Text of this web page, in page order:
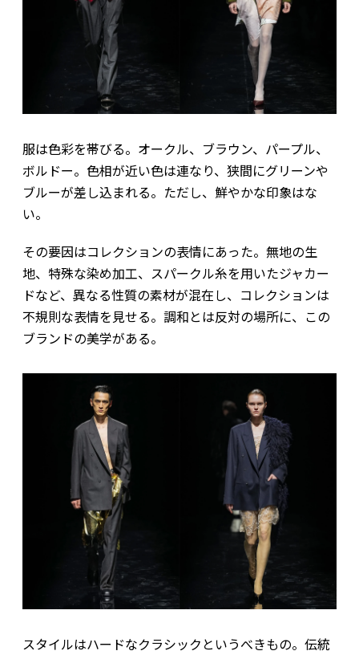
服は色彩を帯びる。オークル、ブラウン、パープル、
ボルドー。色相が近い色は連なり、狭間にグリーンや
ブルーが差し込まれる。ただし、鮮やかな印象はな
い。
その要因はコレクションの表情にあった。無地の生
地、特殊な染め加工、スパークル糸を用いたジャカー
ドなど、異なる性質の素材が混在し、コレクションは
不規則な表情を見せる。調和とは反対の場所に、この
ブランドの美学がある。
スタイルはハードなクラシックというべきもの。伝統